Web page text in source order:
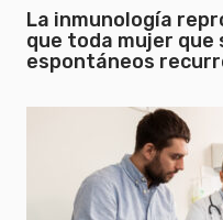
La inmunología
que toda mujer
espontáneos